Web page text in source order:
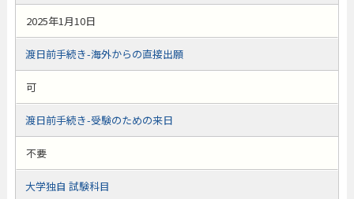
2025年1月10日
渡日前手続き-海外からの直接出願
可
渡日前手続き-受験のための来日
不要
大学独自 試験科目